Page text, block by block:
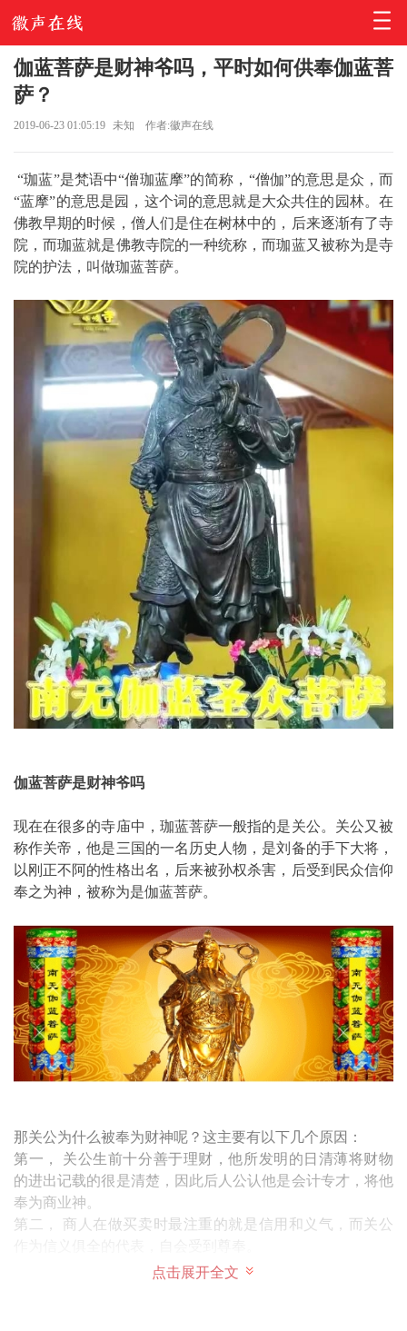
伽蓝菩萨是财神爷吗，平时如何供奉伽蓝菩
萨？
2019-06-23 01:05:19 未知 作者:徽声在线
“珈蓝”是梵语中“僧珈蓝摩”的简称，“僧伽”的意思是众，而
“蓝摩”的意思是园，这个词的意思就是大众共住的园林。在
佛教早期的时候，僧人们是住在树林中的，后来逐渐有了寺
院，而珈蓝就是佛教寺院的一种统称，而珈蓝又被称为是寺
院的护法，叫做珈蓝菩萨。
伽蓝菩萨是财神爷吗
现在在很多的寺庙中，珈蓝菩萨一般指的是关公。关公又被
称作关帝，他是三国的一名历史人物，是刘备的手下大将，
以刚正不阿的性格出名，后来被孙权杀害，后受到民众信仰
奉之为神，被称为是伽蓝菩萨。
那关公为什么被奉为财神呢？这主要有以下几个原因：
第一， 关公生前十分善于理财，他所发明的日清薄将财物
的进出记载的很是清楚，因此后人公认他是会计专才，将他
奉为商业神。
第二， 商人在做买卖时最注重的就是信用和义气，而关公
第三， 有传说在关公逝后真神常会来助战，并每每会取得
点击展开全文